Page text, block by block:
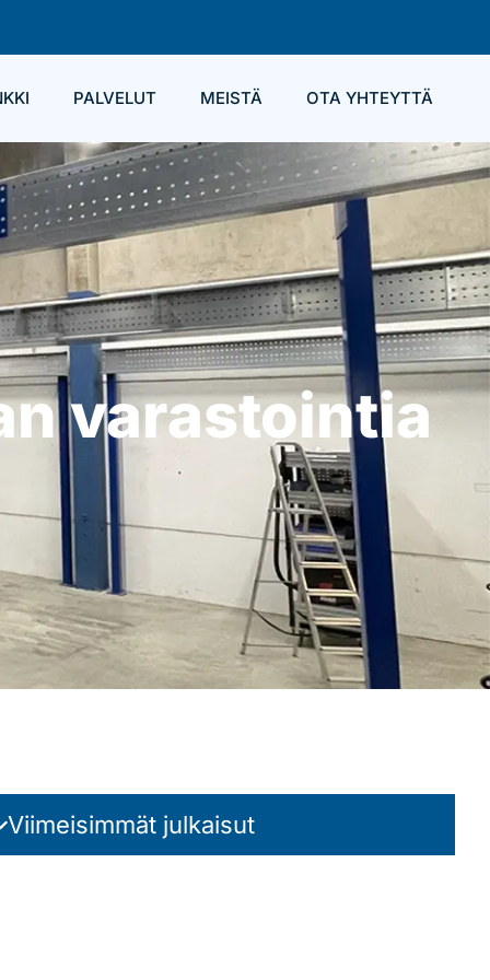
PALVELUT MEISTÄ OTA YHTEYTTÄ
varastointia
Viimeisimmät julkaisut